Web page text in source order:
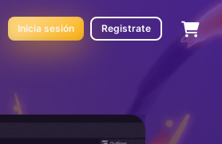
Inicia sesión Registrate